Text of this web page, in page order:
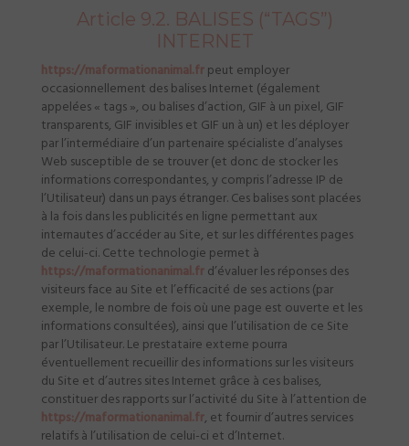
Article 9.2. BALISES (“TAGS”)
INTERNET
https://maformationanimal.frpeut employer
occasionnellement des balises Internet (également
appelées « tags », ou balises d’action, GIF à un pixel, GIF
transparents, GIF invisibles et GIF un à un) et les déployer
par l’intermédiaire d’un partenaire spécialiste d’analyses
Web susceptible de se trouver (et donc de stocker les
informations correspondantes, y compris l’adresse IP de
l’Utilisateur) dans un pays étranger. Ces balises sont placées
à la fois dans les publicités en ligne permettant aux
internautes d’accéder au Site, et sur les différentes pages
de celui-ci. Cette technologie permet à
https://maformationanimal.frd’évaluer les réponses des
visiteurs face au Site et l’efficacité de ses actions (par
exemple, le nombre de fois où une page est ouverte et les
informations consultées), ainsi que l’utilisation de ce Site
par l’Utilisateur. Le prestataire externe pourra
éventuellement recueillir des informations sur les visiteurs
du Site et d’autres sites Internet grâce à ces balises,
constituer des rapports sur l’activité du Site à l’attention de
https://maformationanimal.fr, et fournir d’autres services
relatifs à l’utilisation de celui-ci et d’Internet.